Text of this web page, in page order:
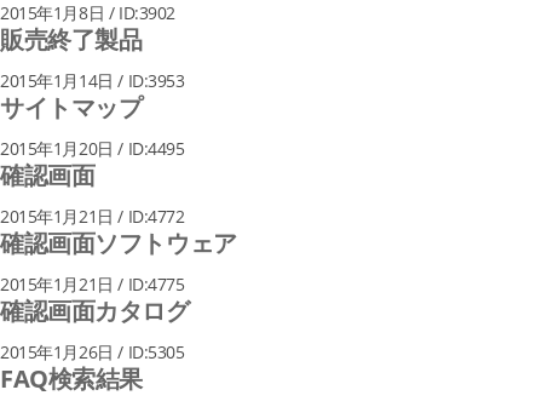
2015年1月8日 / ID:3902
販売終了製品
2015年1月14日 / ID:3953
サイトマップ
2015年1月20日 / ID:4495
確認画面
2015年1月21日 / ID:4772
確認画面ソフトウェア
2015年1月21日 / ID:4775
確認画面カタログ
2015年1月26日 / ID:5305
FAQ検索結果